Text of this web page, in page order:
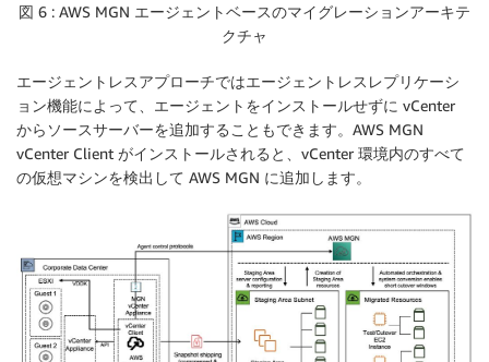
図 6 : AWS MGN エージェントベースのマイグレーションアーキテ
クチャ
エージェントレスアプローチではエージェントレスレプリケーシ
ョン機能によって、エージェントをインストールせずに vCenter
からソースサーバーを追加することもできます。AWS MGN
vCenter Client がインストールされると、vCenter 環境内のすべて
の仮想マシンを検出して AWS MGN に追加します。